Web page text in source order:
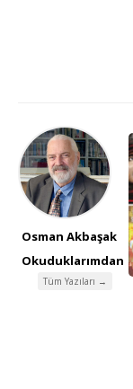
Osman Akbaşak
Okuduklarımdan
Tüm Yazıları →